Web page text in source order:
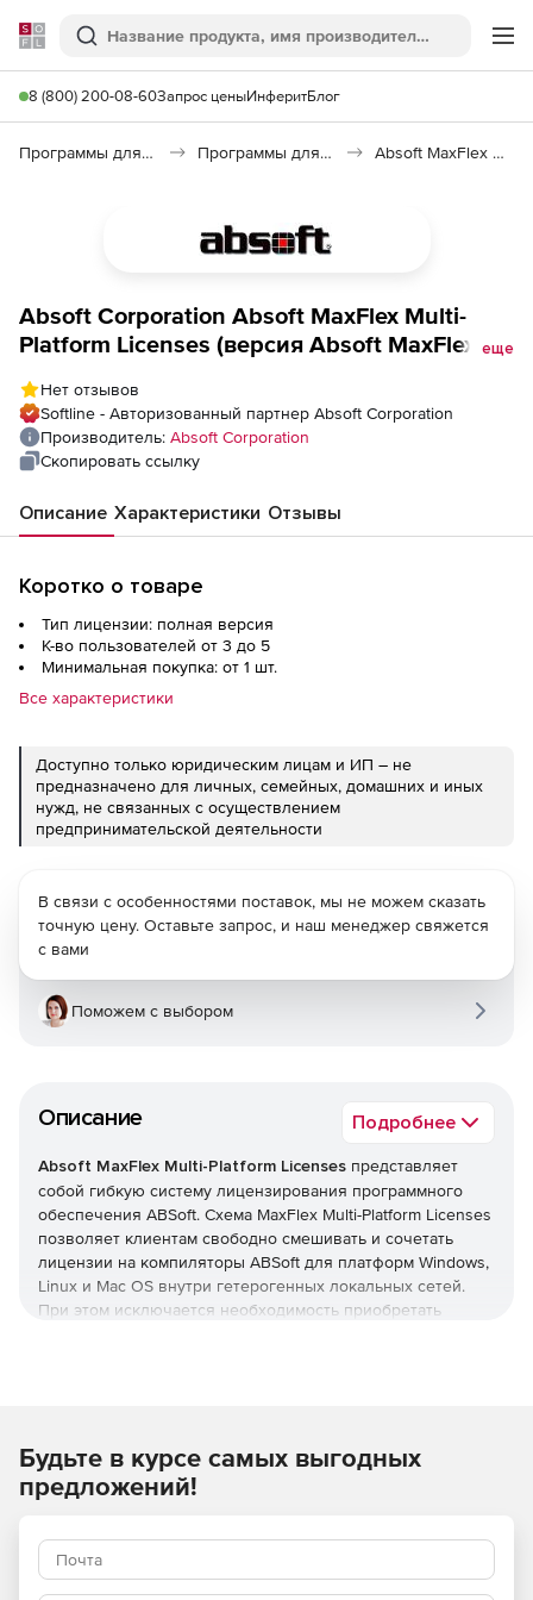
Softline
Поиск
8 (800) 200-08-60Запрос ценыИнферитБлог
Программы для программирования Программы для разработки ПО Absoft MaxFlex Multi-Platform Licenses
Absoft Corporation Absoft MaxFlex Multi-
Platform Licenses (версия Absoft MaxFlex3еще
Нет отзывов
Softline - Авторизованный партнер Absoft Corporation
Производитель: Absoft Corporation
Скопировать ссылку
Описание Характеристики Отзывы
Коротко о товаре
Тип лицензии: полная версия
К-во пользователей от 3 до 5
Минимальная покупка: от 1 шт.
Все характеристики
Доступно только юридическим лицам и ИП – не
предназначено для личных, семейных, домашних и иных
нужд, не связанных с осуществлением
предпринимательской деятельности
Описание Подробнее
Absoft MaxFlex Multi-Platform Licenses представляет
собой гибкую систему лицензирования программного
обеспечения ABSoft. Схема MaxFlex Multi-Platform Licenses
позволяет клиентам свободно смешивать и сочетать
лицензии на компиляторы ABSoft для платформ Windows,
Linux и Mac OS внутри гетерогенных локальных сетей.
При этом исключается необходимость приобретать
операционных систем предлагает значительную
экономию средств. При заказе MaxFlex Multi-Platform
Licenses от клиента требуется выбрать платформы, на
любой момент действия MaxFlex клиент может поменять
используемую комбинацию лицензий. Например, у
организации есть 3 пользователя, для которых она
В связи с особенностями поставок, мы не можем сказать
точную цену. Оставьте запрос, и наш менеджер свяжется
с вами
Поможем с выбором
Будьте в курсе самых выгодных
предложений!